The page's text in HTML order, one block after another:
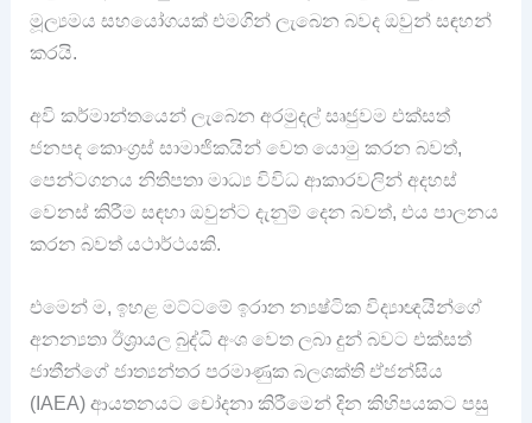
මූල්‍යමය සහයෝගයක් එමගින් ලැබෙන බවද ඔවුන් සඳහන්
කරයි.
අවි කර්මාන්තයෙන් ලැබෙන අරමුදල් සෘජුවම එක්සත්
ජනපද කොංග්‍රස් සාමාජිකයින් වෙත යොමු කරන බවත්,
පෙන්ටගනය නිතිපතා මාධ්‍ය විවිධ ආකාරවලින් අදහස්
වෙනස් කිරීම සඳහා ඔවුන්ට දැනුම් දෙන බවත්, එය පාලනය
කරන බවත් යථාර්ථයකි.
එමෙන් ම, ඉහළ මට්ටමේ ඉරාන න්‍යෂ්ටික විද්‍යාඥයින්ගේ
අනන්‍යතා ඊශ්‍රායල බුද්ධි අංශ වෙත ලබා දුන් බවට එක්සත්
ජාතීන්ගේ ජාත්‍යන්තර පරමාණුක බලශක්ති ඒජන්සිය
(IAEA) ආයතනයට චෝදනා කිරීමෙන් දින කිහිපයකට පසු